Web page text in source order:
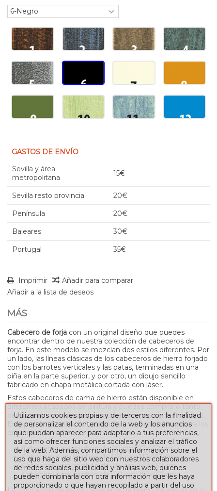
GASTOS DE ENVÍO
Sevilla y área
metropolitana
15€
Sevilla resto provincia 20€
Península 20€
Baleares 30€
Portugal 35€
Imprimir
Añadir para comparar
Añadir a la lista de deseos
MÁS
Cabecero de forja con un original diseño que puedes
encontrar dentro de nuestra colección de cabeceros de
forja. En este modelo se mezclan dos estilos diferentes. Por
un lado, las líneas clásicas de los cabeceros de hierro forjado
con los barrotes verticales y las patas, terminadas en una
piña en la parte superior, y por otro, un dibujo sencillo
fabricado en chapa metálica cortada con láser.
Estos cabeceros de cama de hierro están disponible en
diferentes acabados de pintura y puedes comprarlo tanto
para una cama individual como para camas de matrimonio.
En la siguiente tabla te mostramos las dimensiones para los
diferentes tamaños de colchón:
Cabecero para colchón de 90 cm: 97x162 cm
Cabecero para colchón de 105 cm: 112x162 cm.
Cabecero para colchón de 135 cm: 142x162 cm.
Cabecero para colchón de 150 cm: 157x162 cm.
Utilizamos cookies propias y de terceros con la finalidad
de personalizar el contenido de la web y los anuncios
que puedan aparecer para adaptarlo a tus preferencias,
así como ofrecer funciones sociales y analizar el tráfico
de la web. Además, compartimos información sobre el
uso que haga del sitio web con nuestros colaboradores
de redes sociales, publicidad y análisis web, quienes
pueden combinarla con otra información que les haya
proporcionado o que hayan recopilado a partir del uso